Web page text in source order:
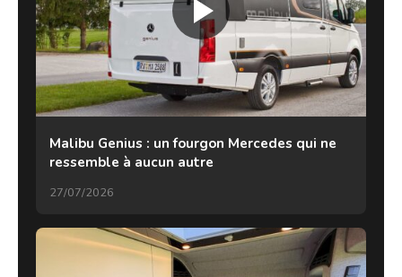
Malibu Genius : un fourgon Mercedes qui ne
ressemble à aucun autre
27/07/2026